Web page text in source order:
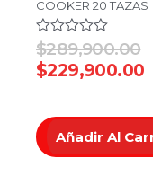
COOKER 20 TAZAS
Valorado
en
0
$289,900.00
$229,900.00
Añadir Al